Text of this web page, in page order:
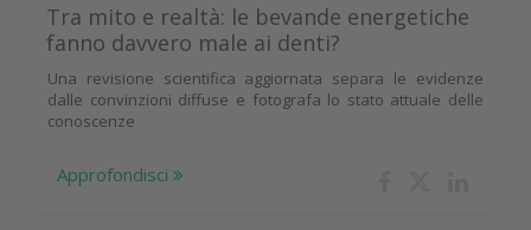
Tra mito e realtà: le bevande energetiche
fanno davvero male ai denti?
Una revisione scientifica aggiornata separa le evidenze
dalle convinzioni diffuse e fotografa lo stato attuale delle
conoscenze
Approfondisci